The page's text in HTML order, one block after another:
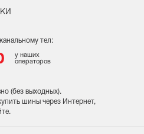
тел:
у наших
операторов
(без выходных).
шины через Интернет,